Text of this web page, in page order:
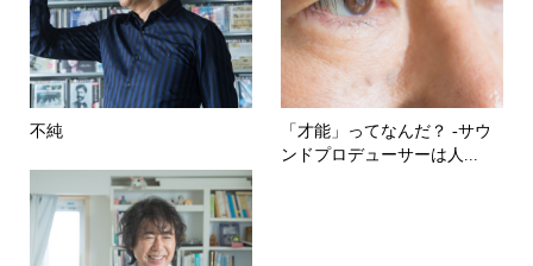
不純
「才能」ってなんだ？ -サウ
ンドプロデューサーは人...